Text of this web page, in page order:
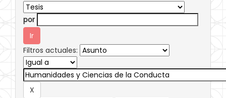
por
Filtros actuales: